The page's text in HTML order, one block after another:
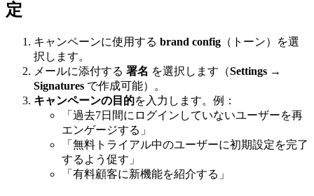
定
キャンペーンに使用する brand config （トーン）を選
択します。
メールに添付する 署名 を選択します（Settings →
Signatures で作成可能）。
キャンペーンの目的を入力します。例：
「過去7日間にログインしていないユーザーを再
エンゲージする」
「無料トライアル中のユーザーに初期設定を完了
するよう促す」
「有料顧客に新機能を紹介する」